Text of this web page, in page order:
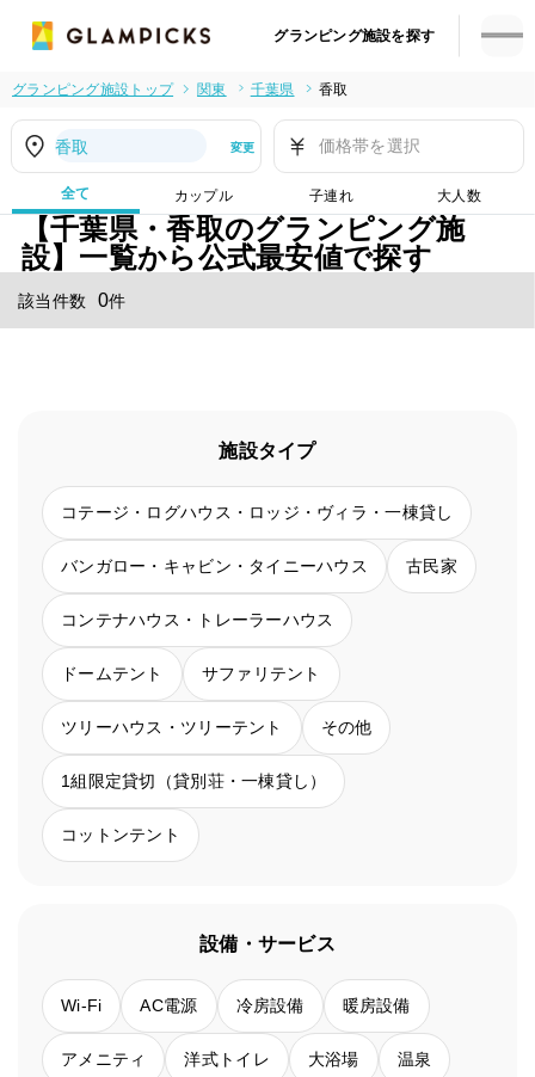
グランピング施設を探す
グランピング施設トップ 関東 千葉県 香取
香取 変更 価格帯を選択
全て カップル 子連れ 大人数
【千葉県・香取のグランピング施
設】一覧から公式最安値で探す
該当件数 0件
施設タイプ
コテージ・ログハウス・ロッジ・ヴィラ・一棟貸し
バンガロー・キャビン・タイニーハウス 古民家
コンテナハウス・トレーラーハウス
ドームテント サファリテント
ツリーハウス・ツリーテント その他
1組限定貸切（貸別荘・一棟貸し）
コットンテント
設備・サービス
Wi-Fi AC電源 冷房設備 暖房設備
アメニティ 洋式トイレ 大浴場 温泉